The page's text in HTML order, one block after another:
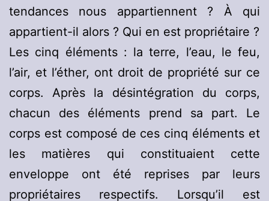
tendances nous appartiennent ? À qui
appartient-il alors ? Qui en est propriétaire ?
Les cinq éléments : la terre, l’eau, le feu,
l’air, et l’éther, ont droit de propriété sur ce
corps. Après la désintégration du corps,
chacun des éléments prend sa part. Le
corps est composé de ces cinq éléments et
les matières qui constituaient cette
enveloppe ont été reprises par leurs
propriétaires respectifs. Lorsqu’il est